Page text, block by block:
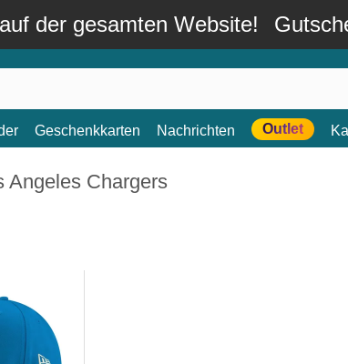
der gesamten Website!
Geschenkkarten Nachrichten Outlet
Angeles Chargers